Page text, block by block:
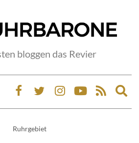
bloggen das Revier
Ruhrgebiet